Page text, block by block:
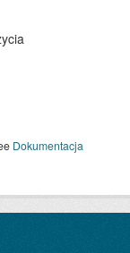
Dokumentacja